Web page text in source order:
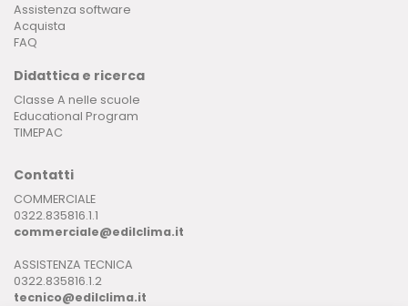
Assistenza software
Acquista
FAQ
Didattica e ricerca
Classe A nelle scuole
Educational Program
TIMEPAC
Contatti
COMMERCIALE
0322.835816.1.1
commerciale@edilclima.it
ASSISTENZA TECNICA
0322.835816.1.2
tecnico@edilclima.it